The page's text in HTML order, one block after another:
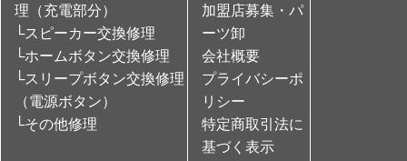
理（充電部分）
└スピーカー交換修理
└ホームボタン交換修理
└スリープボタン交換修理
（電源ボタン）
└その他修理
加盟店募集・パ
ーツ卸
会社概要
プライバシーポ
リシー
特定商取引法に
基づく表示